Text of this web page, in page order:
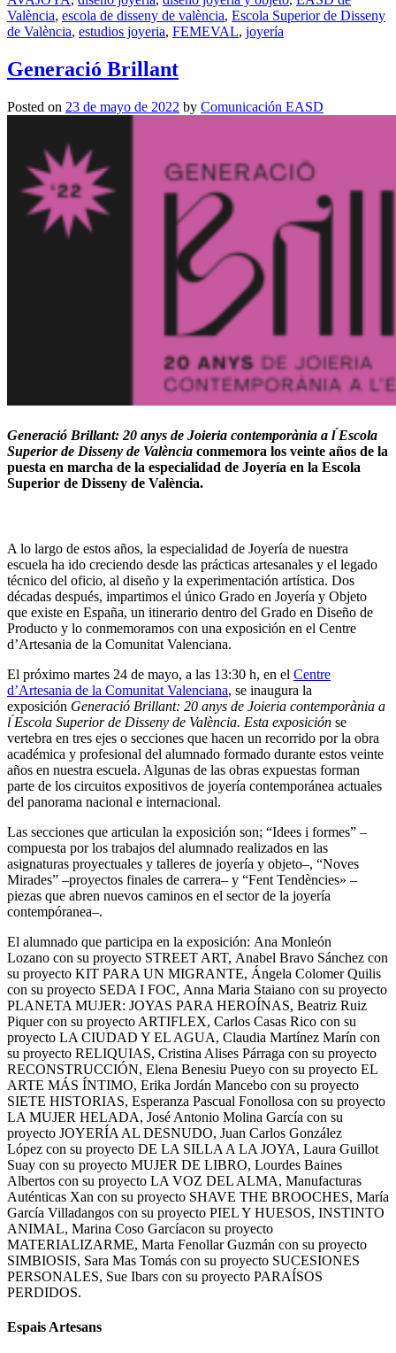
València, escola de disseny de valència, Escola Superior de Disseny
de València, estudios joyeria, FEMEVAL, joyería
Generació Brillant
Posted on 23 de mayo de 2022 by Comunicación EASD
Generació Brillant: 20 anys de Joieria contemporània a l ́Escola
Superior de Disseny de València conmemora los veinte años de la
puesta en marcha de la especialidad de Joyería en la Escola
Superior de Disseny de València.
A lo largo de estos años, la especialidad de Joyería de nuestra
escuela ha ido creciendo desde las prácticas artesanales y el legado
técnico del oficio, al diseño y la experimentación artística. Dos
décadas después, impartimos el único Grado en Joyería y Objeto
que existe en España, un itinerario dentro del Grado en Diseño de
Producto y lo conmemoramos con una exposición en el Centre
d’Artesania de la Comunitat Valenciana.
El próximo martes 24 de mayo, a las 13:30 h, en el Centre
d’Artesania de la Comunitat Valenciana, se inaugura la
exposición Generació Brillant: 20 anys de Joieria contemporània a
l ́Escola Superior de Disseny de València. Esta exposición se
vertebra en tres ejes o secciones que hacen un recorrido por la obra
académica y profesional del alumnado formado durante estos veinte
años en nuestra escuela. Algunas de las obras expuestas forman
parte de los circuitos expositivos de joyería contemporánea actuales
del panorama nacional e internacional.
Las secciones que articulan la exposición son; “Idees i formes” –
compuesta por los trabajos del alumnado realizados en las
asignaturas proyectuales y talleres de joyería y objeto–, “Noves
Mirades” –proyectos finales de carrera– y “Fent Tendències» –
piezas que abren nuevos caminos en el sector de la joyería
contempóranea–.
El alumnado que participa en la exposición: Ana Monleón
Lozano con su proyecto STREET ART, Anabel Bravo Sánchez con
su proyecto KIT PARA UN MIGRANTE, Ángela Colomer Quilis
con su proyecto SEDA I FOC, Anna Maria Staiano con su proyecto
PLANETA MUJER: JOYAS PARA HEROÍNAS, Beatriz Ruiz
Piquer con su proyecto ARTIFLEX, Carlos Casas Rico con su
proyecto LA CIUDAD Y EL AGUA, Claudia Martínez Marín con
su proyecto RELIQUIAS, Cristina Alises Párraga con su proyecto
RECONSTRUCCIÓN, Elena Benesiu Pueyo con su proyecto EL
ARTE MÁS ÍNTIMO, Erika Jordán Mancebo con su proyecto
SIETE HISTORIAS, Esperanza Pascual Fonollosa con su proyecto
LA MUJER HELADA, José Antonio Molina García con su
proyecto JOYERÍA AL DESNUDO, Juan Carlos González
López con su proyecto DE LA SILLA A LA JOYA, Laura Guillot
Suay con su proyecto MUJER DE LIBRO, Lourdes Baines
Albertos con su proyecto LA VOZ DEL ALMA, Manufacturas
Auténticas Xan con su proyecto SHAVE THE BROOCHES, María
García Villadangos con su proyecto PIEL Y HUESOS, INSTINTO
ANIMAL, Marina Coso Garcíacon su proyecto
MATERIALIZARME, Marta Fenollar Guzmán con su proyecto
SIMBIOSIS, Sara Mas Tomás con su proyecto SUCESIONES
PERSONALES, Sue Ibars con su proyecto PARAÍSOS
PERDIDOS.
Espais Artesans